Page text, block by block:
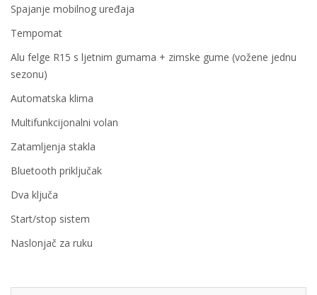
Spajanje mobilnog uređaja
Tempomat
Alu felge R15 s ljetnim gumama + zimske gume (vožene jednu
sezonu)
Automatska klima
Multifunkcijonalni volan
Zatamljenja stakla
Bluetooth priključak
Dva ključa
Start/stop sistem
Naslonjač za ruku